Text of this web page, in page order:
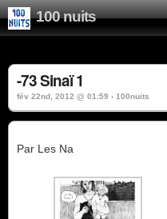
100 nuits
-73 Sinaï 1
fév 22nd, 2012 @ 01:59 › 100nuits
Par Les Na